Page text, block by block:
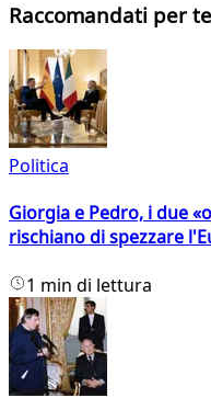
Raccomandati per te
Politica
Giorgia e Pedro, i due
rischiano di spezzare
1 min di lettura